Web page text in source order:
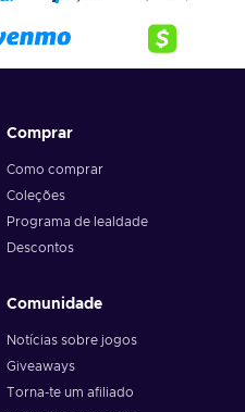
8 of the most popular
click on redeem,
at a time and can only
Once you’ve done that,
for your cryptocurrency
Comprar
Como comprar
Coleções
Programa de lealdade
Descontos
Comunidade
Notícias sobre jogos
Giveaways
Torna-te um afiliado